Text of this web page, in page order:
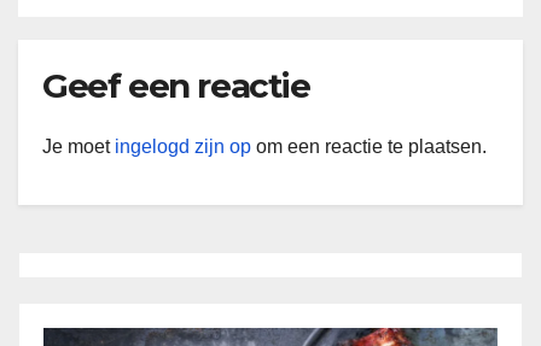
Geef een reactie
Je moet ingelogd zijn op om een reactie te plaatsen.